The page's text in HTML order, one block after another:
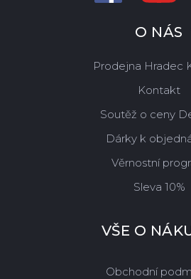
O NÁS
Prodejna Hradec
Kontakt
Soutěž o ceny
Dárky k
Věrnostní
Sleva 10%
VŠE O
Obchodní